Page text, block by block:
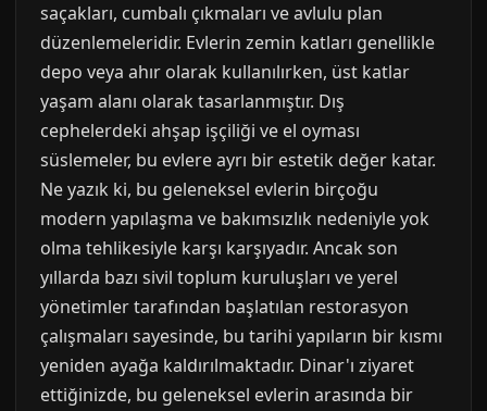
saçakları, cumbalı çıkmaları ve avlulu plan
düzenlemeleridir. Evlerin zemin katları genellikle
depo veya ahır olarak kullanılırken, üst katlar
yaşam alanı olarak tasarlanmıştır. Dış
cephelerdeki ahşap işçiliği ve el oyması
süslemeler, bu evlere ayrı bir estetik değer katar.
Ne yazık ki, bu geleneksel evlerin birçoğu
modern yapılaşma ve bakımsızlık nedeniyle yok
olma tehlikesiyle karşı karşıyadır. Ancak son
yıllarda bazı sivil toplum kuruluşları ve yerel
yönetimler tarafından başlatılan restorasyon
çalışmaları sayesinde, bu tarihi yapıların bir kısmı
yeniden ayağa kaldırılmaktadır. Dinar'ı ziyaret
ettiğinizde, bu geleneksel evlerin arasında bir